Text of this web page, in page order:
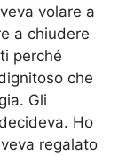
volare a
a chiudere
perché
che
Gli
Ho
regalato